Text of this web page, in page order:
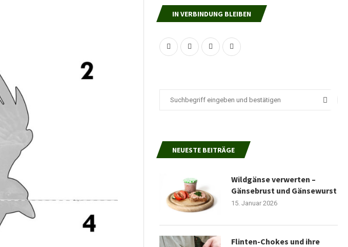
IN VERBINDUNG BLEIBEN
NEUESTE BEITRÄGE
Wildgänse verwerten –
Gänsebrust und Gänsewurst
15. Januar 2026
Flinten-Chokes und ihre